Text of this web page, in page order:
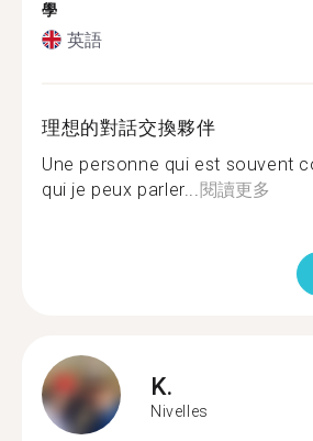
學
英語
理想的對話交換夥伴
Une personne qui est souvent
qui je peux parler... 閱讀更多
K.
Nivelles